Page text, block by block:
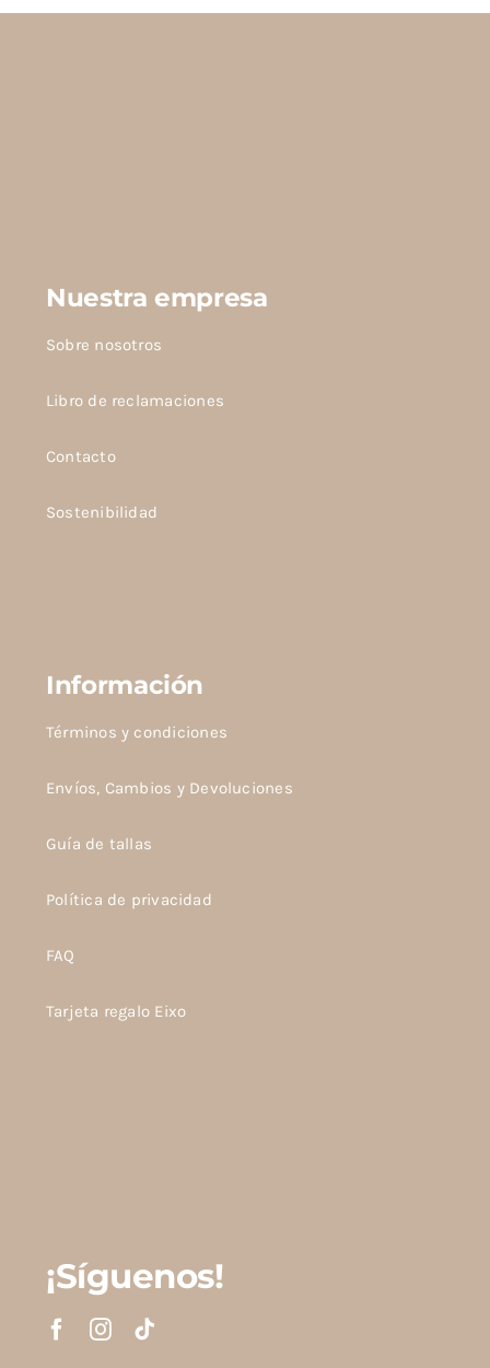
Nuestra empresa
Sobre nosotros
Libro de reclamaciones
Contacto
Sostenibilidad
Información
Términos y condiciones
Envíos, Cambios y Devoluciones
Guía de tallas
Política de privacidad
FAQ
Tarjeta regalo Eixo
¡Síguenos!